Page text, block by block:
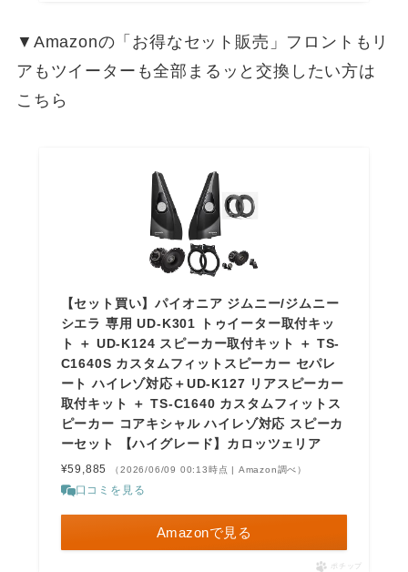
▼Amazonの「お得なセット販売」フロントもリ
アもツイーターも全部まるッと交換したい方は
こちら
【セット買い】パイオニア ジムニー/ジムニー
シエラ 専用 UD-K301 トゥイーター取付キッ
ト ＋ UD-K124 スピーカー取付キット ＋ TS-
C1640S カスタムフィットスピーカー セパレ
ート ハイレゾ対応＋UD-K127 リアスピーカー
取付キット ＋ TS-C1640 カスタムフィットス
ピーカー コアキシャル ハイレゾ対応 スピーカ
ーセット 【ハイグレード】カロッツェリア
¥59,885 （2026/06/09 00:13時点 | Amazon調べ）
口コミを見る
Amazonで見る
ポチップ